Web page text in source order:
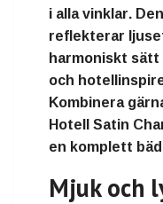
i alla vinklar.
reflekterar
harmoniskt sätt
och
Kombinera
Hotell Satin
en komplett
Mjuk och